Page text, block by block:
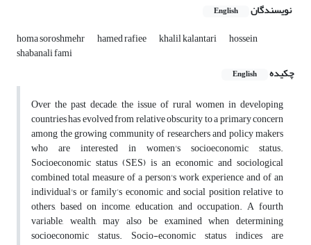
نویسندگان English
homa soroshmehr hamed rafiee khalil kalantari hossein
shabanali fami
چکیده
English
Over the past decade, the issue of rural women in developing
countries has evolved from relative obscurity to a primary concern
among the growing community of researchers and policy makers
who are interested in women's socioeconomic status.
Socioeconomic status (SES) is an economic and sociological
combined total measure of a person's work experience and of an
individual's or family’s economic and social position relative to
others, based on income, education, and occupation. A fourth
variable, wealth, may also be examined when determining
socioeconomic status. Socio-economic status indices are